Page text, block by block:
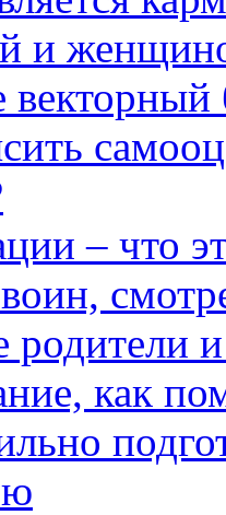
и
векторный
– что
родители
как